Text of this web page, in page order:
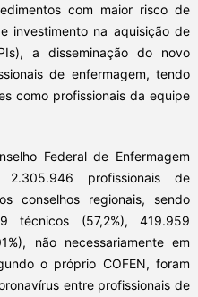
com maior risco de
investimento na aquisição de
a disseminação do novo
de enfermagem, tendo
como profissionais da equipe
Federal de Enfermagem
profissionais de
conselhos regionais, sendo
técnicos (57,2%), 419.959
não necessariamente em
o próprio COFEN, foram
entre profissionais de